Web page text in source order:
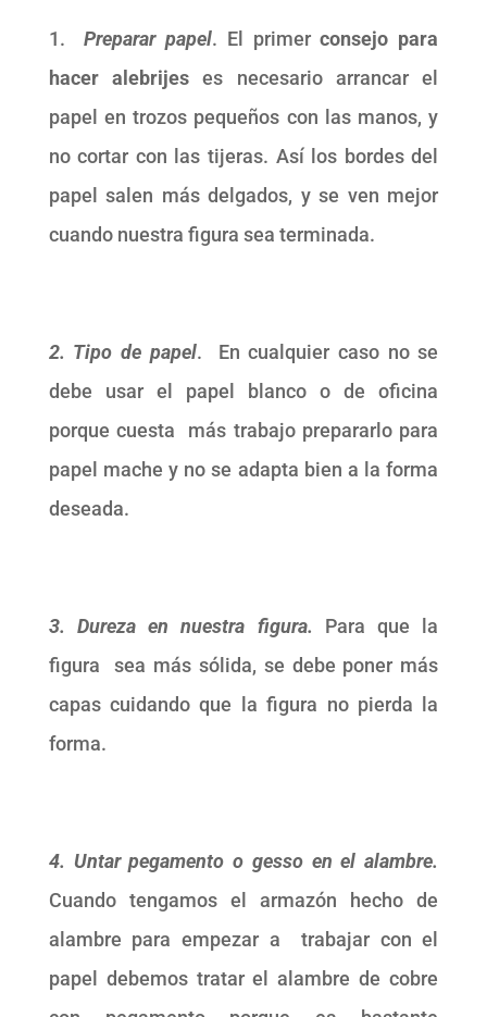
1.Preparar papel. El primerconsejo para
hacer alebrijes es necesario arrancar el
papel en trozos pequeños con las manos, y
no cortar con las tijeras. Así los bordes del
papel salen más delgados, y se ven mejor
cuando nuestra figura sea terminada.
2. Tipo de papel. En cualquier caso no se
debe usar el papel blanco o de oficina
porque cuesta más trabajo prepararlo para
papel mache y no se adapta bien a la forma
deseada.
3. Dureza en nuestra figura. Para que la
figura sea más sólida, se debe poner más
capas cuidando que la figura no pierda la
forma.
4. Untar pegamento o gesso en el alambre.
Cuando tengamos el armazón hecho de
alambre para empezar a trabajar con el
papel debemos tratar el alambre de cobre